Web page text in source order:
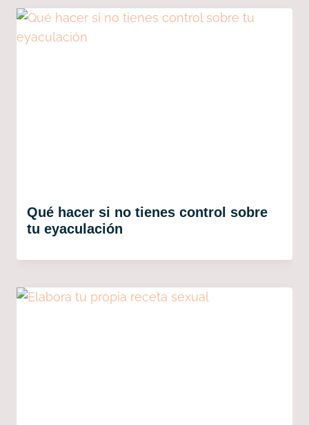
Qué hacer si no tienes control sobre
tu eyaculación